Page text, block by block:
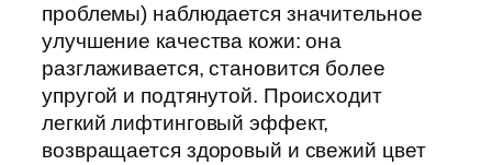
проблемы) наблюдается значительное
улучшение качества кожи: она
разглаживается, становится более
упругой и подтянутой. Происходит
легкий лифтинговый эффект,
возвращается здоровый и свежий цвет